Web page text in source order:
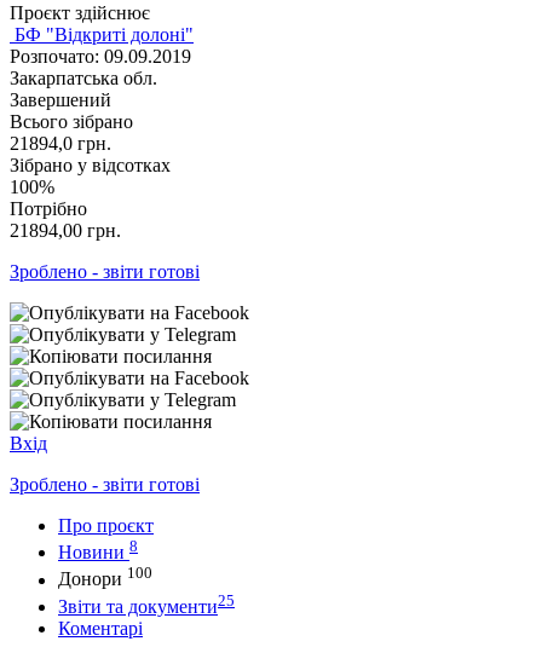
Проєкт здійснює
БФ "Відкриті долоні"
Розпочато: 09.09.2019
Закарпатська обл.
Завершений
Всього зібрано
21894,0 грн.
Зібрано у відсотках
100%
Потрібно
21894,00 грн.
Зроблено - звіти готові
Вхід
Зроблено - звіти готові
Про проєкт
Новини 8
Донори 100
Звіти та документи25
Коментарі